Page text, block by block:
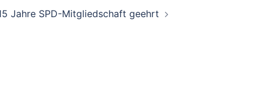
Jahre SPD-Mitgliedschaft geehrt